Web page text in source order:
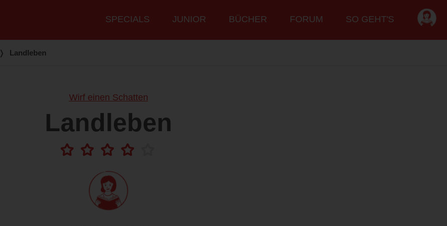
Hauptmenü
SPECIALS JUNIOR BÜCHER FORUM SO GEHT'S
❭ Landleben
Wirf einen Schatten
Landleben